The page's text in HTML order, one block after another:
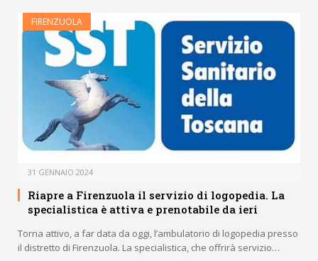
FIRENZUOLA
31 GENNAIO 2024
Riapre a Firenzuola il servizio di logopedia. La
specialistica è attiva e prenotabile da ieri
Torna attivo, a far data da oggi, l’ambulatorio di logopedia presso
il distretto di Firenzuola. La specialistica, che offrirà servizio…